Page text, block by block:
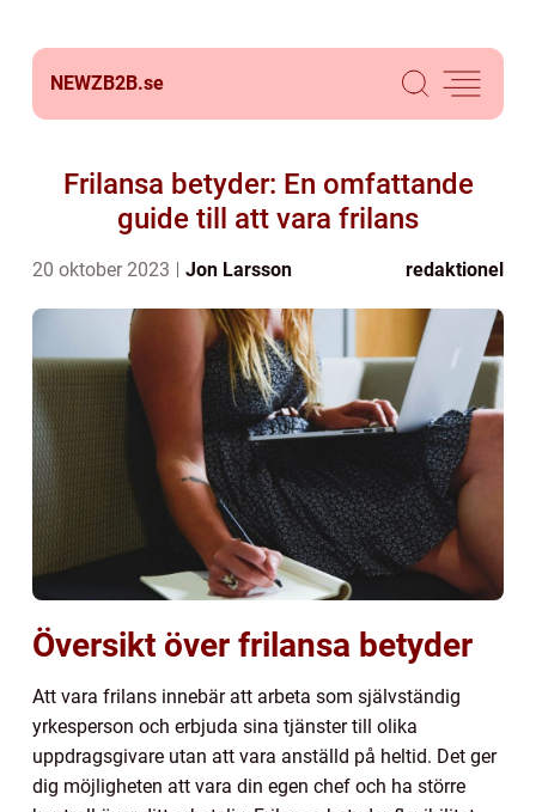
NEWZB2B.se
Frilansa betyder: En omfattande
guide till att vara frilans
20 oktober 2023 Jon Larsson redaktionel
Översikt över frilansa betyder
Att vara frilans innebär att arbeta som självständig
yrkesperson och erbjuda sina tjänster till olika
uppdragsgivare utan att vara anställd på heltid. Det ger
dig möjligheten att vara din egen chef och ha större